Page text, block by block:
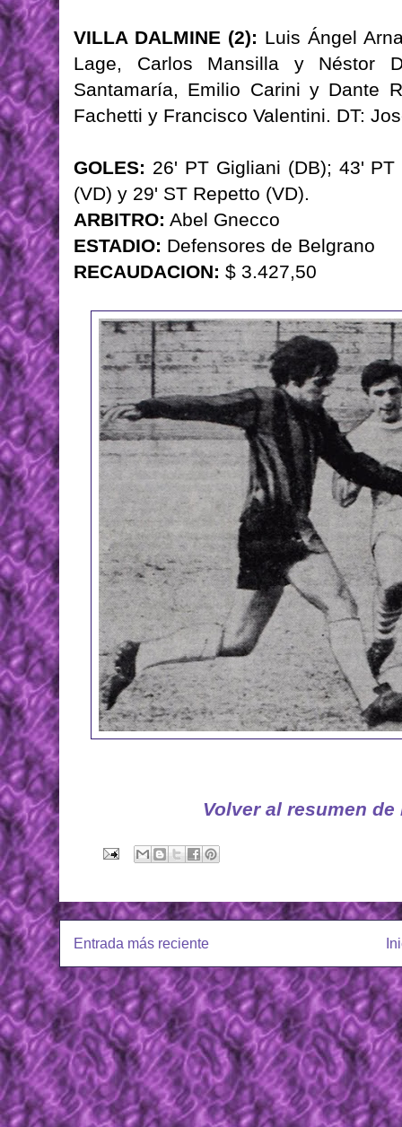
VILLA DALMINE (2): Luis Ángel
Lage, Carlos Mansilla y Néstor
Santamaría, Emilio Carini y Dante
Fachetti y Francisco Valentini. DT:
GOLES: 26' PT Gigliani (DB); 43'
(VD) y 29' ST Repetto (VD).
ARBITRO: Abel Gnecco
ESTADIO: Defensores de Belgrano
RECAUDACION: $ 3.427,50
Volver al resumen
Entrada más reciente